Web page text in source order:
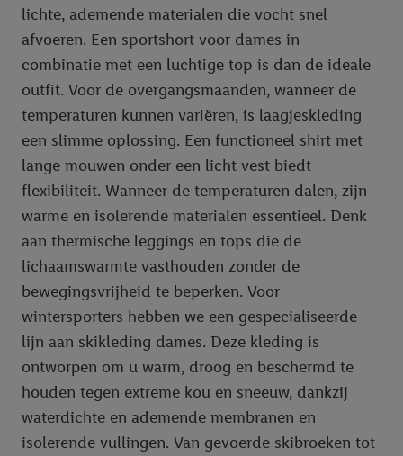
lichte, ademende materialen die vocht snel
afvoeren. Een sportshort voor dames in
combinatie met een luchtige top is dan de ideale
outfit. Voor de overgangsmaanden, wanneer de
temperaturen kunnen variëren, is laagjeskleding
een slimme oplossing. Een functioneel shirt met
lange mouwen onder een licht vest biedt
flexibiliteit. Wanneer de temperaturen dalen, zijn
warme en isolerende materialen essentieel. Denk
aan thermische leggings en tops die de
lichaamswarmte vasthouden zonder de
bewegingsvrijheid te beperken. Voor
wintersporters hebben we een gespecialiseerde
lijn aan skikleding dames. Deze kleding is
ontworpen om u warm, droog en beschermd te
houden tegen extreme kou en sneeuw, dankzij
waterdichte en ademende membranen en
isolerende vullingen. Van gevoerde skibroeken tot